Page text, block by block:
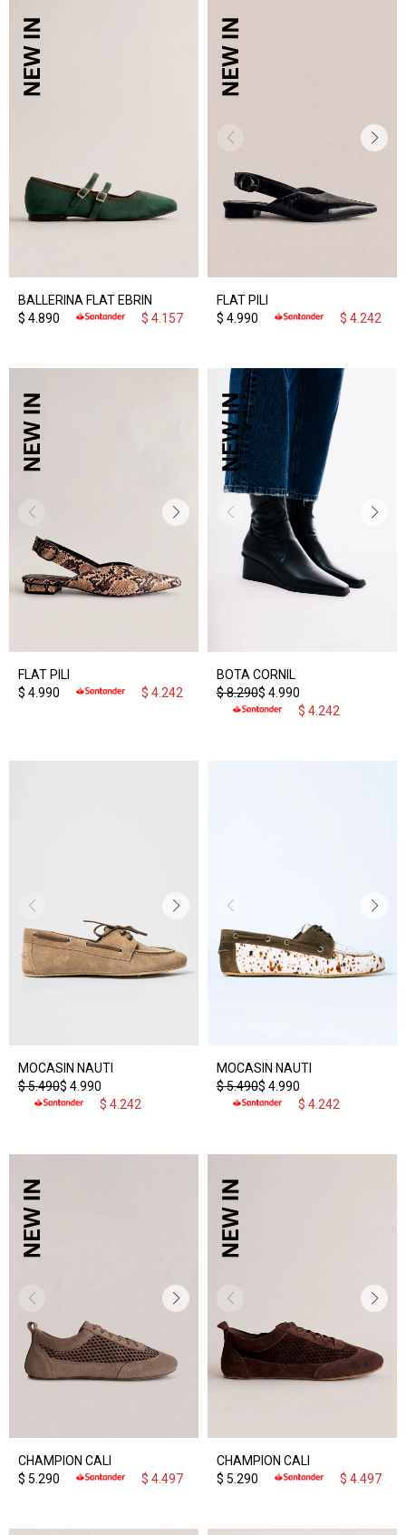
BALLERINA FLAT EBRIN
$ 4.890 $ 4.157
FLAT PILI
$ 4.990 $ 4.242
FLAT PILI
$ 4.990 $ 4.242
BOTA CORNIL
$ 4.990
$8.290
$ 4.242
MOCASIN NAUTI
$ 4.990
$5.490
$ 4.242
MOCASIN NAUTI
$ 4.990
$5.490
$ 4.242
CHAMPION CALI
$ 5.290 $ 4.497
CHAMPION CALI
$ 5.290 $ 4.497